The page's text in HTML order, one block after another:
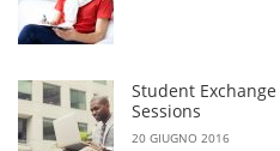
Student
Sessions
20 GIUGNO 2016